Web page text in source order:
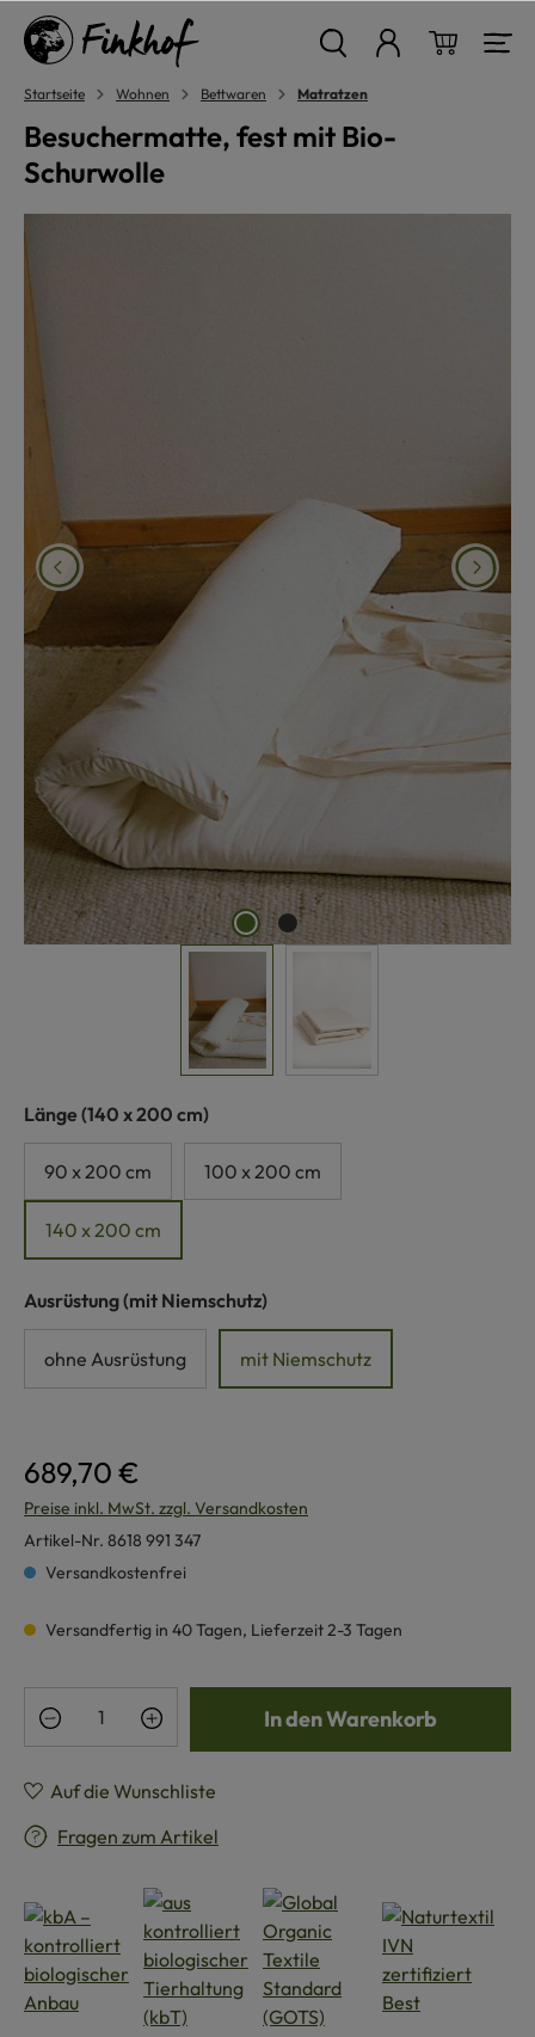
springen
Startseite Wohnen Bettwaren Matratzen
Besuchermatte, fest mit Bio-
Schurwolle
Länge auswählen
(140 x 200 cm)
90 x 200 cm 100 x 200 cm
140 x 200 cm
Ausrüstungauswählen
(mit Niemschutz)
ohne Ausrüstung mit Niemschutz
689,70 €
Preise inkl. MwSt. zzgl. Versandkosten
Artikel-Nr. 8618 991 347
Versandkostenfrei
Versandfertig in 40 Tagen, Lieferzeit 2-3 Tagen
Produkt Anzahl: Gib den gewünschten
In den Warenkorb
Auf die Wunschliste
Fragen zum Artikel